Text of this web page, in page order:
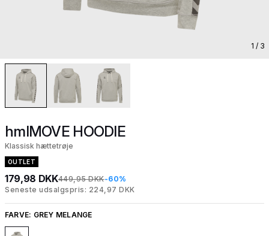
1 / 3
hmlMOVE HOODIE
Klassisk hættetrøje
OUTLET
179,98 DKK449,95 DKK-60%
Seneste udsalgspris: 224,97 DKK
FARVE: GREY MELANGE